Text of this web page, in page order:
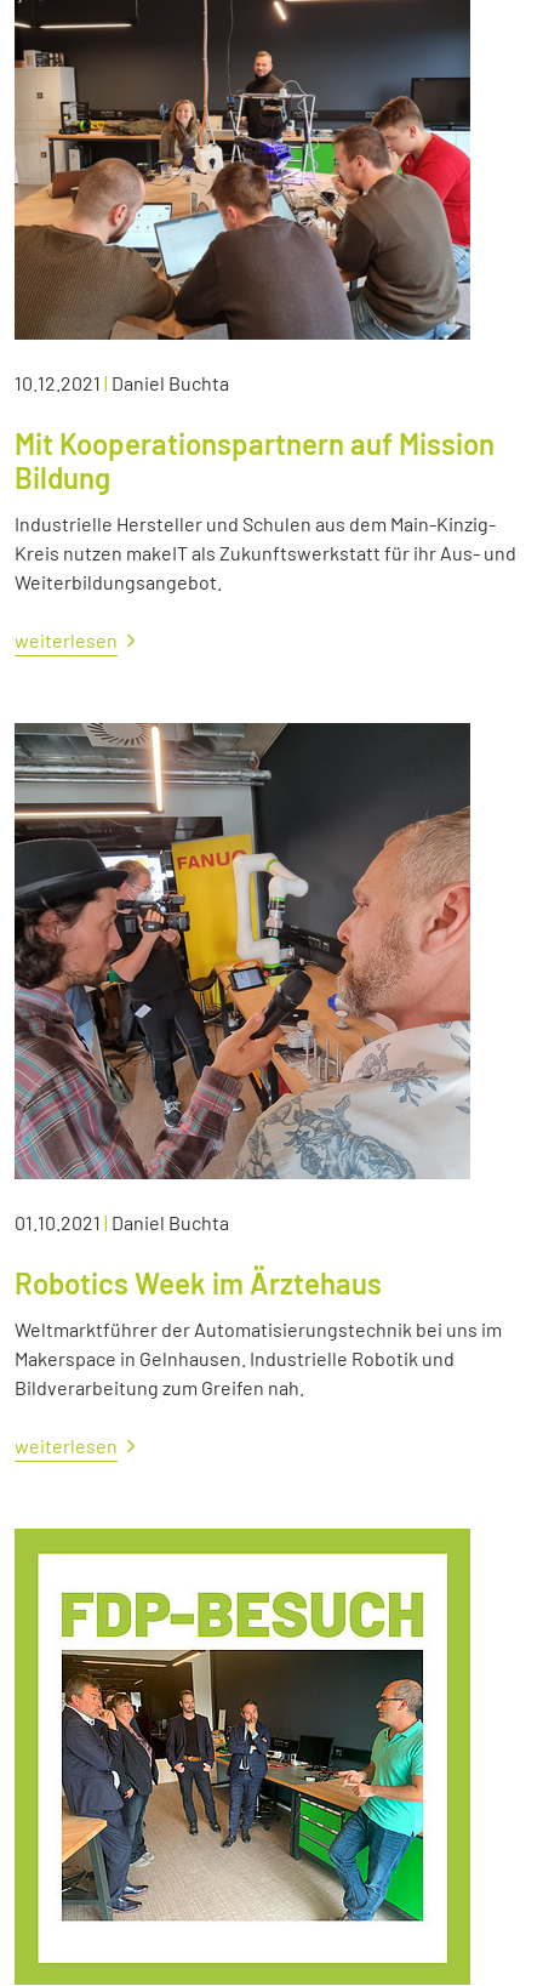
10.12.2021 | Daniel Buchta
Mit Kooperationspartnern auf Mission
Bildung
Industrielle Hersteller und Schulen aus dem Main-Kinzig-
Kreis nutzen makeIT als Zukunftswerkstatt für ihr Aus- und
Weiterbildungsangebot.
weiterlesen
01.10.2021 | Daniel Buchta
Robotics Week im Ärztehaus
Weltmarktführer der Automatisierungstechnik bei uns im
Makerspace in Gelnhausen. Industrielle Robotik und
Bildverarbeitung zum Greifen nah.
weiterlesen